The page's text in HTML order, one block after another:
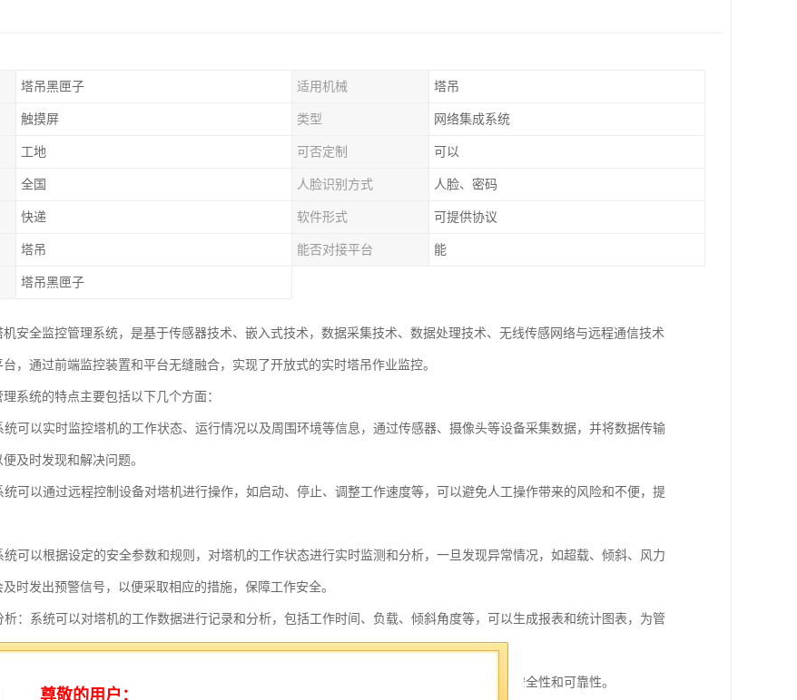
塔吊黑匣子 适用机械 塔吊
触摸屏 类型 网络集成系统
工地 可否定制 可以
全国 人脸识别方式 人脸、密码
快递 软件形式 可提供协议
塔吊 能否对接平台 能
塔吊黑匣子
安全监控管理系统，是基于传感器技术、嵌入式技术，数据采集技术、数据处理技术、无线传感网络与远程通信技术
，通过前端监控装置和平台无缝融合，实现了开放式的实时塔吊作业监控。
系统的特点主要包括以下几个方面：
统可以实时监控塔机的工作状态、运行情况以及周围环境等信息，通过传感器、摄像头等设备采集数据，并将数据传输
及时发现和解决问题。
统可以通过远程控制设备对塔机进行操作，如启动、停止、调整工作速度等，可以避免人工操作带来的风险和不便，提
统可以根据设定的安全参数和规则，对塔机的工作状态进行实时监测和分析，一旦发现异常情况，如超载、倾斜、风力
时发出预警信号，以便采取相应的措施，保障工作安全。
析：系统可以对塔机的工作数据进行记录和分析，包括工作时间、负载、倾斜角度等，可以生成报表和统计图表，为管
。
统可以设置不同级别的权限，确保只有授权人员才能进行操作和查看相关信息，保障系统的安全性和可靠性。